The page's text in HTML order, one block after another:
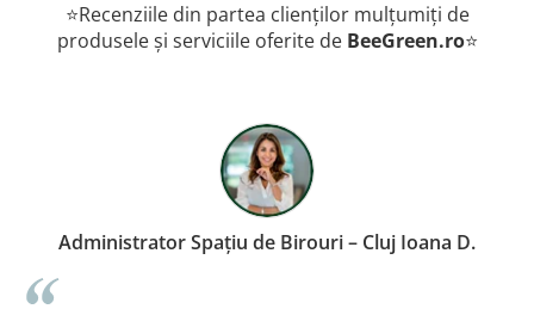
⭐Recenziile din partea clienților mulțumiți de
produsele și serviciile oferite de BeeGreen.ro⭐
Spațiu de Birouri – Cluj Ioana D. Proprietar